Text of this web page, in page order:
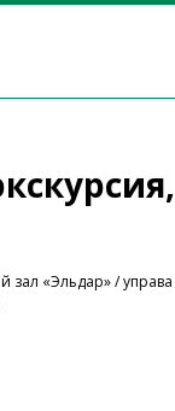
зал «Эльдар» / управа